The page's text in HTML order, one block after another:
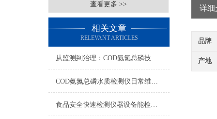
查看更多 >>
相关文章
RELEVANT ARTICLES
从监测到治理：COD氨氮总磷技术的双领域实战解析
COD氨氮总磷水质检测仪日常维护与试剂管理，降低故障率就靠这几招
食品安全快速检测仪器设备能检什么？一张表说清适用范围
详细
品牌
产地